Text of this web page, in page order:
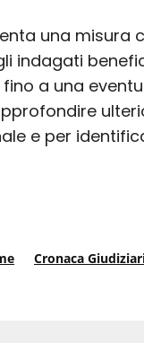
una misura
indagati
a una
e per
Cronaca